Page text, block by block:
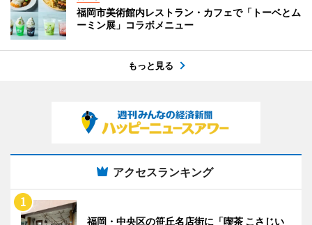
福岡市美術館内レストラン・カフェで「トーベとム
ーミン展」コラボメニュー
もっと見る
アクセスランキング
福岡・中央区の笹丘名店街に「喫茶 こさじい